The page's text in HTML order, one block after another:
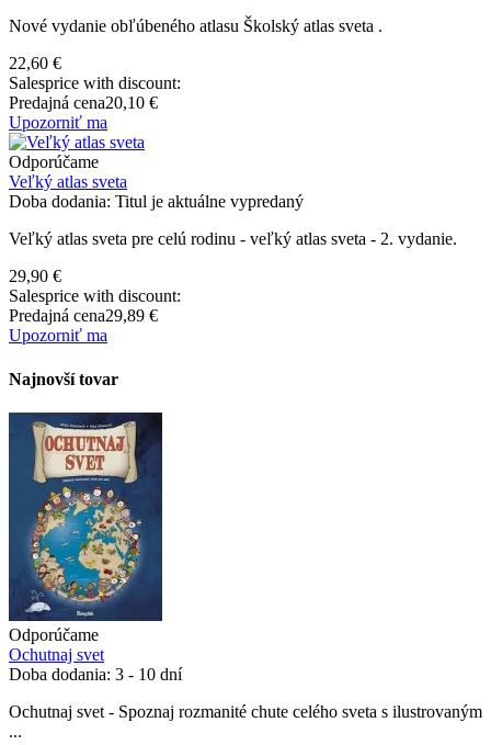
Nové vydanie obľúbeného atlasu Školský atlas sveta .
22,60 €
Salesprice with discount:
Predajná cena20,10 €
Upozorniť ma
Odporúčame
Veľký atlas sveta
Doba dodania: Titul je aktuálne vypredaný
Veľký atlas sveta pre celú rodinu - veľký atlas sveta - 2. vydanie.
29,90 €
Salesprice with discount:
Predajná cena29,89 €
Upozorniť ma
Najnovší tovar
Odporúčame
Ochutnaj svet
Doba dodania: 3 - 10 dní
Ochutnaj svet - Spoznaj rozmanité chute celého sveta s ilustrovaným
...